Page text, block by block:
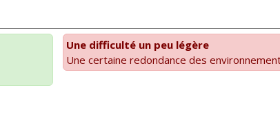
Une difficulté un peu légère
Une certaine redondance des